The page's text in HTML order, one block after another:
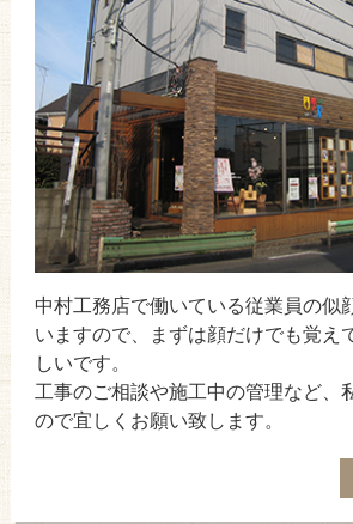
中村工務店で働いている従業員の似
いますので、まずは顔だけでも覚え
しいです。
工事のご相談や施工中の管理など、
ので宜しくお願い致します。